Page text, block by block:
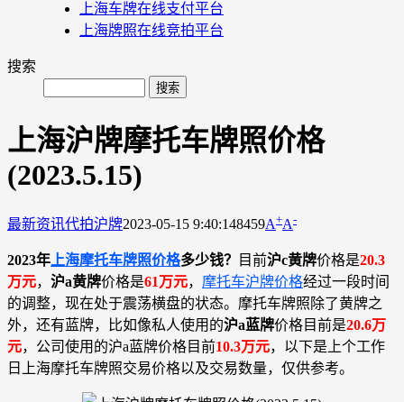
上海车牌在线支付平台
上海牌照在线竞拍平台
搜索
上海沪牌摩托车牌照价格
(2023.5.15)
最新资讯代拍沪牌2023-05-15 9:40:148459A+A-
2023年 上海摩托车牌照价格多少钱？ 目前沪c黄牌价格是20.3
万元， 沪a黄牌价格是61万元， 摩托车沪牌价格经过一段时间
的调整，现在处于震荡横盘的状态。摩托车牌照除了黄牌之
外，还有蓝牌，比如像私人使用的沪a蓝牌价格目前是20.6万
元，公司使用的沪a蓝牌价格目前10.3万元，以下是上个工作
日上海摩托车牌照交易价格以及交易数量，仅供参考。